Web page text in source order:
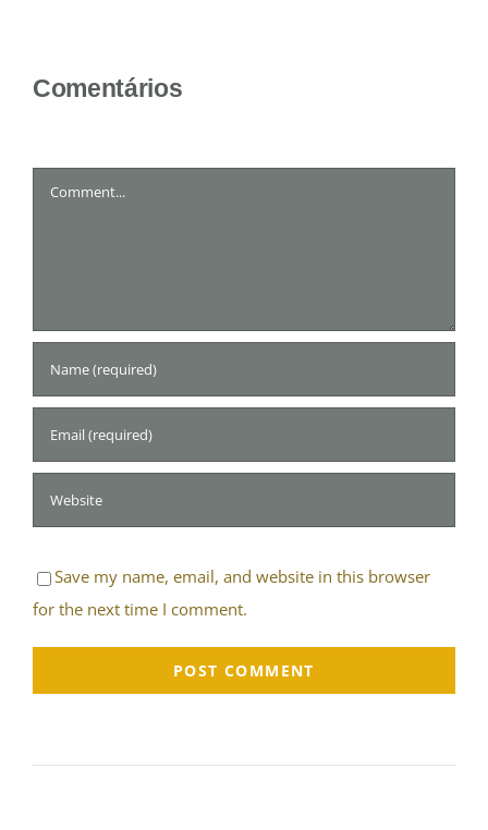
Comentários
Comment
Save my name, email, and website in this browser
for the next time I comment.